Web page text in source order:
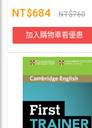
NT$684 NT$760
加入購物車看優惠